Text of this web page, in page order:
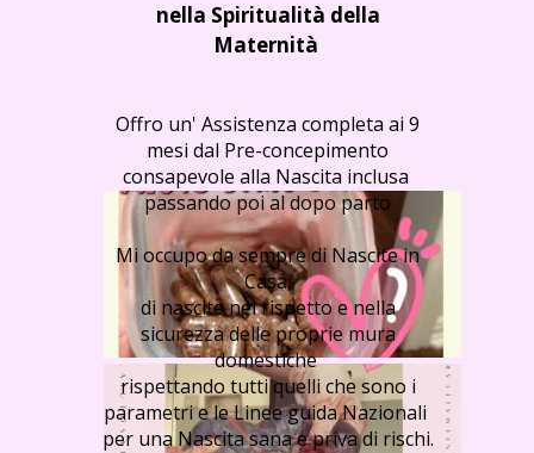
nella Spiritualità della
Maternità
Offro un' Assistenza completa ai 9
mesi dal Pre-concepimento
consapevole alla Nascita inclusa
passando poi al dopo parto
Mi occupo da sempre di Nascite in
Casa,
di nascite nel rispetto e nella
sicurezza delle proprie mura
domestiche
rispettando tutti quelli che sono i
parametri e le Linee guida Nazionali
per una Nascita sana e priva di rischi.